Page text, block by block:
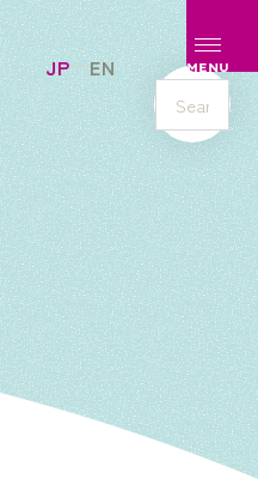
メニュ
MENU
JP
EN
s
e
a
r
c
h